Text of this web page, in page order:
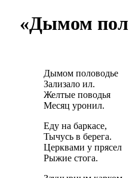
«Дымом
Дымом половодье
Зализало ил.
Желтые поводья
Месяц уронил.
Еду на баркасе,
Тычусь в берега.
Церквами у прясел
Рыжие стога.